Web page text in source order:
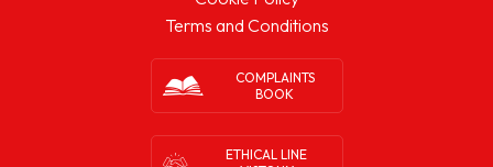
Terms and Conditions
COMPLAINTS
BOOK
ETHICAL LINE